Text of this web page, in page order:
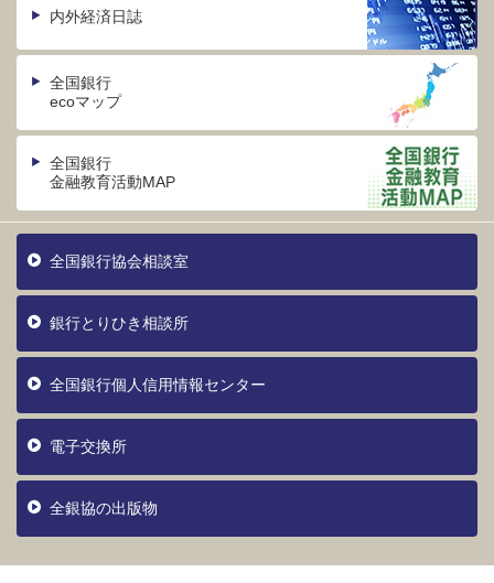
内外経済日誌
全国銀行
ecoマップ
全国銀行
金融教育活動MAP
全国銀行協会相談室
銀行とりひき相談所
全国銀行個人信用情報センター
電子交換所
全銀協の出版物